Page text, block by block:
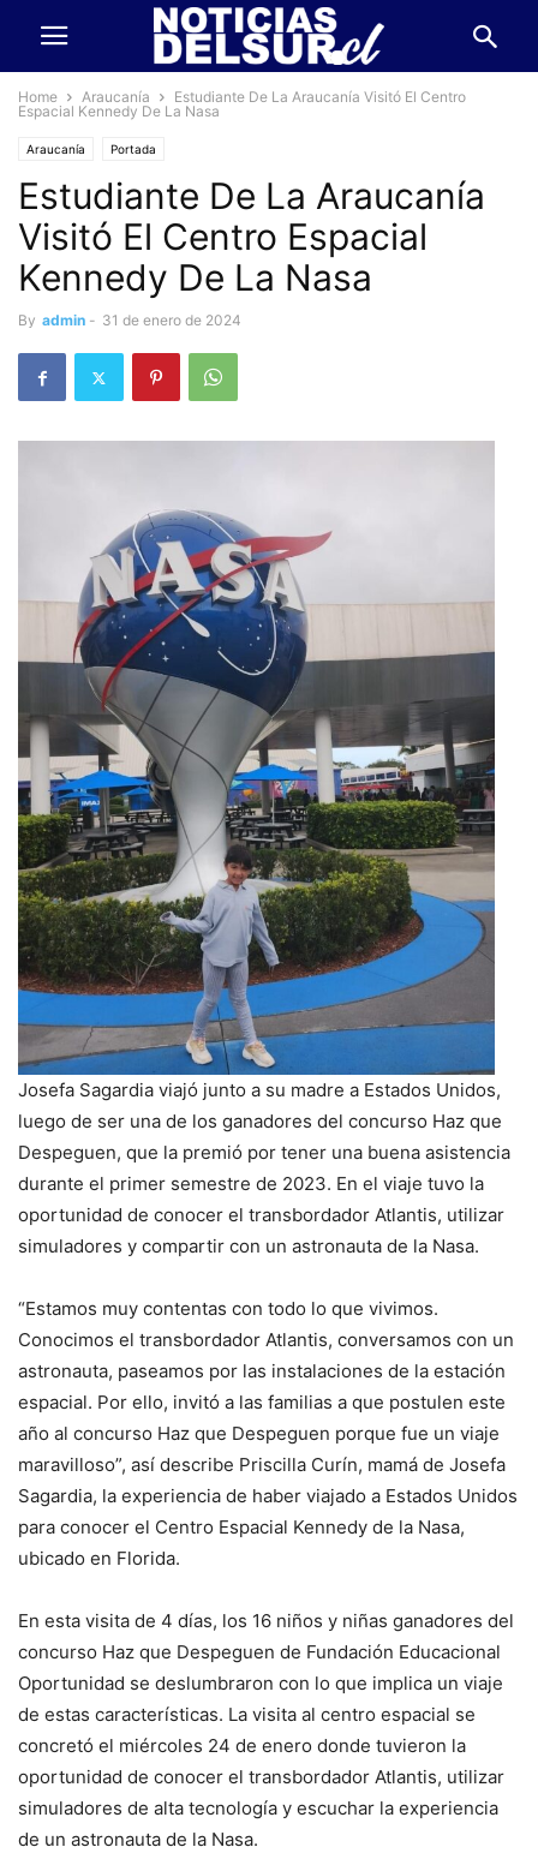
Home Araucanía
Estudiante De La Araucanía Visitó El Centro
Espacial Kennedy De La Nasa
Araucanía Portada
Estudiante De La Araucanía
Visitó El Centro Espacial
Kennedy De La Nasa
By admin - 31 de enero de 2024
Josefa Sagardia viajó junto a su madre a Estados Unidos,
luego de ser una de los ganadores del concurso Haz que
Despeguen, que la premió por tener una buena asistencia
durante el primer semestre de 2023. En el viaje tuvo la
oportunidad de conocer el transbordador Atlantis, utilizar
simuladores y compartir con un astronauta de la Nasa.
“Estamos muy contentas con todo lo que vivimos.
Conocimos el transbordador Atlantis, conversamos con un
astronauta, paseamos por las instalaciones de la estación
espacial. Por ello, invitó a las familias a que postulen este
año al concurso Haz que Despeguen porque fue un viaje
maravilloso”, así describe Priscilla Curín, mamá de Josefa
Sagardia, la experiencia de haber viajado a Estados Unidos
para conocer el Centro Espacial Kennedy de la Nasa,
ubicado en Florida.
En esta visita de 4 días, los 16 niños y niñas ganadores del
concurso Haz que Despeguen de Fundación Educacional
Oportunidad se deslumbraron con lo que implica un viaje
de estas características. La visita al centro espacial se
concretó el miércoles 24 de enero donde tuvieron la
oportunidad de conocer el transbordador Atlantis, utilizar
simuladores de alta tecnología y escuchar la experiencia
de un astronauta de la Nasa.